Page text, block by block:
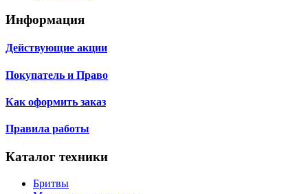
Информация
Действующие акции
Покупатель и Право
Как оформить заказ
Правила работы
Каталог техники
Бритвы